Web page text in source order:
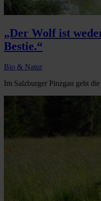
„Der Wolf ist
Bestie.“
Bio & Natur
Im Salzburger Pinzgau geht